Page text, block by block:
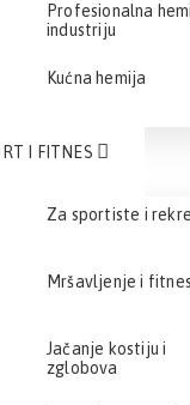
Profesionalna
industriju
Kućna hemija
I FITNES
Za sportiste i
Mršavljenje i fitnes
Jačanje kostiju i
zglobova